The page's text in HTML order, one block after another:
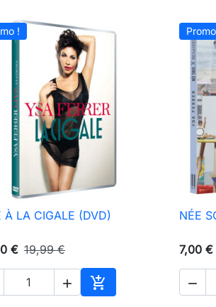
!
 Aperçu rapide
À LA CIGALE (DVD)
€ 19,99 €
 
Ajouter au panier
NÉE
7,00 €
